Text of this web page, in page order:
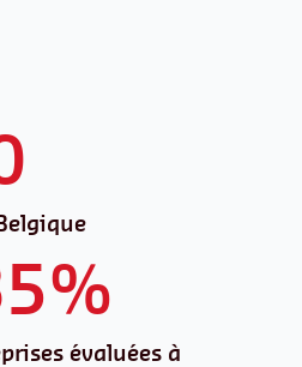
évaluées à